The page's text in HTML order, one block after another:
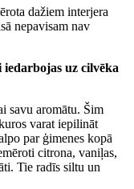
dažiem interjera
nepavisam nav
uz cilvēka
savu aromātu. Šim
varat iepilināt
par ģimenes kopā
citrona, vaniļas,
Tie radīs siltu un